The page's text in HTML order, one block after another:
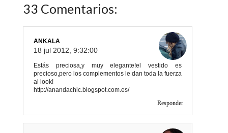
33 Comentarios:
ANKALA
18 jul 2012, 9:32:00
Estás preciosa,y muy elegante!el vestido es
precioso,pero los complementos le dan toda la fuerza
al look!
http://anandachic.blogspot.com.es/
Responder